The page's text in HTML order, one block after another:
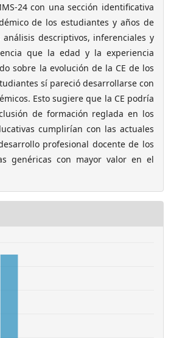
24 con una sección identificativa
de los estudiantes y años de
descriptivos, inferenciales y
que la edad y la experiencia
sobre la evolución de la CE de los
sí pareció desarrollarse con
Esto sugiere que la CE podría
de formación reglada en los
cumplirían con las actuales
profesional docente de los
genéricas con mayor valor en el